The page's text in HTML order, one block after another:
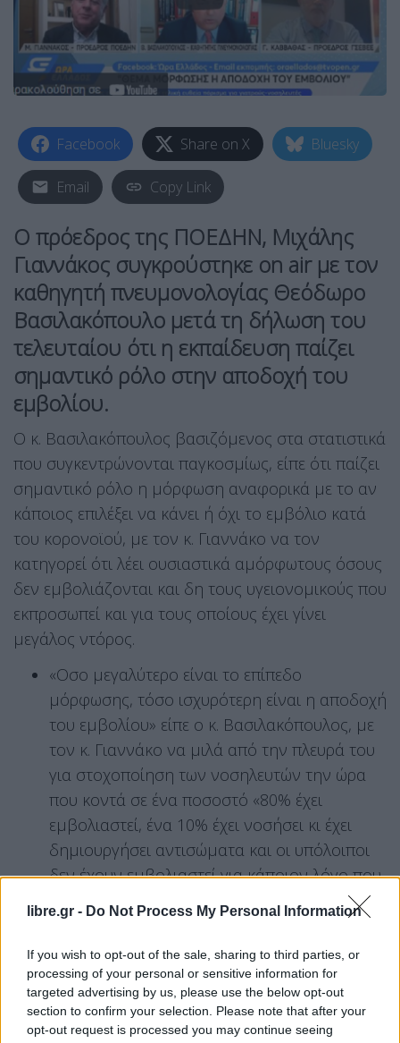
libre.gr - Do Not Process My Personal Information
If you wish to opt-out of the sale, sharing to third parties, or
processing of your personal or sensitive information for
targeted advertising by us, please use the below opt-out
section to confirm your selection. Please note that after your
opt-out request is processed you may continue seeing
Facebook Share on X Bluesky
Email Copy Link
Ο πρόεδρος της ΠΟΕΔΗΝ, Μιχάλης
Γιαννάκος συγκρούστηκε on air με τον
καθηγητή πνευμονολογίας Θεόδωρο
Βασιλακόπουλο μετά τη δήλωση του
τελευταίου ότι η εκπαίδευση παίζει
σημαντικό ρόλο στην αποδοχή του
εμβολίου.
Ο κ. Βασιλακόπουλος βασιζόμενος στα στατιστικά
που συγκεντρώνονται παγκοσμίως, είπε ότι παίζει
σημαντικό ρόλο η μόρφωση αναφορικά με το αν
κάποιος επιλέξει να κάνει ή όχι το εμβόλιο κατά
του κορονοϊού, με τον κ. Γιαννάκο να τον
κατηγορεί ότι λέει ουσιαστικά αμόρφωτους όσους
δεν εμβολιάζονται και δη τους υγειονομικούς που
εκπροσωπεί και για τους οποίους έχει γίνει
μεγάλος ντόρος.
«Οσο μεγαλύτερο είναι το επίπεδο
μόρφωσης, τόσο ισχυρότερη είναι η αποδοχή
του εμβολίου» είπε ο κ. Βασιλακόπουλος, με
τον κ. Γιαννάκο να μιλά από την πλευρά του
για στοχοποίηση των νοσηλευτών την ώρα
που κοντά σε ένα ποσοστό «80% έχει
εμβολιαστεί, ένα 10% έχει νοσήσει κι έχει
δημιουργήσει αντισώματα και οι υπόλοιποι
δεν έχουν εμβολιαστεί για κάποιον λόγο που
δεν τους επιτρέπει να το πράξουν ακόμη».
Καββαθάς, πρόεδρος ΓΣΕΒΕΕ, αναφέρθηκε στην
υποχρεωτικότητα στον χώρο της εστίασης, αλλά
και στην τοποθέτηση Μητσοτάκη χθες στη Βουλή,